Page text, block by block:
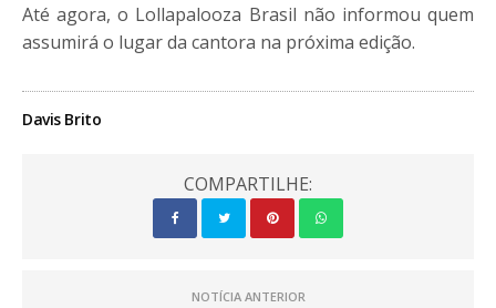
Até agora, o Lollapalooza Brasil não informou quem
assumirá o lugar da cantora na próxima edição.
Davis Brito
COMPARTILHE:
NOTÍCIA ANTERIOR